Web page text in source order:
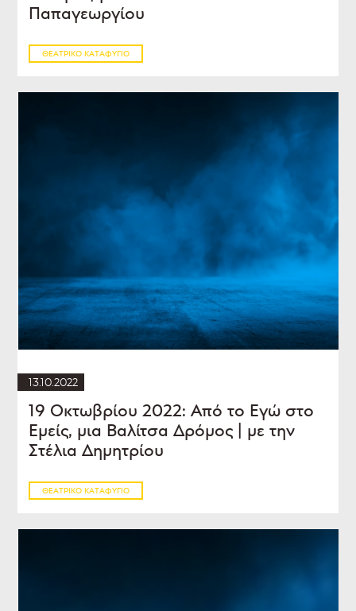
Παπαγεωργίου
ΘΕΑΤΡΙΚΌ ΚΑΤΑΦΎΓΙΟ
13.10.2022
19 Οκτωβρίου 2022: Από το Εγώ στο
Εμείς, μια Βαλίτσα Δρόμος | με την
Στέλια Δημητρίου
ΘΕΑΤΡΙΚΌ ΚΑΤΑΦΎΓΙΟ